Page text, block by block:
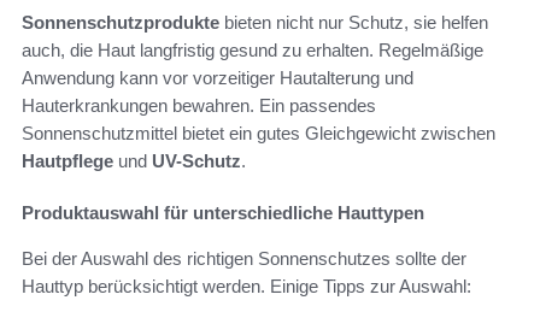
Sonnenschutzprodukte bieten nicht nur Schutz, sie helfen
auch, die Haut langfristig gesund zu erhalten. Regelmäßige
Anwendung kann vor vorzeitiger Hautalterung und
Hauterkrankungen bewahren. Ein passendes
Sonnenschutzmittel bietet ein gutes Gleichgewicht zwischen
Hautpflege und UV-Schutz.
Produktauswahl für unterschiedliche Hauttypen
Bei der Auswahl des richtigen Sonnenschutzes sollte der
Hauttyp berücksichtigt werden. Einige Tipps zur Auswahl: